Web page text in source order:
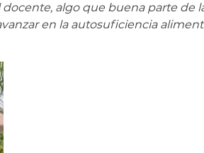
algo que buena parte de
en la autosuficiencia